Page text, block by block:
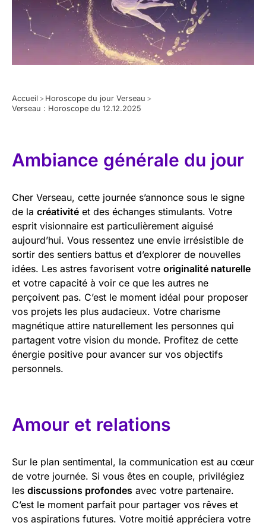
Accueil > Horoscope du jour Verseau >
Verseau : Horoscope du 12.12.2025
Ambiance générale du jour
Cher Verseau, cette journée s’annonce sous le signe
de la créativité et des échanges stimulants. Votre
esprit visionnaire est particulièrement aiguisé
aujourd’hui. Vous ressentez une envie irrésistible de
sortir des sentiers battus et d’explorer de nouvelles
idées. Les astres favorisent votre originalité naturelle
et votre capacité à voir ce que les autres ne
perçoivent pas. C’est le moment idéal pour proposer
vos projets les plus audacieux. Votre charisme
magnétique attire naturellement les personnes qui
partagent votre vision du monde. Profitez de cette
énergie positive pour avancer sur vos objectifs
personnels.
Amour et relations
Sur le plan sentimental, la communication est au cœur
de votre journée. Si vous êtes en couple, privilégiez
les discussions profondes avec votre partenaire.
C’est le moment parfait pour partager vos rêves et
vos aspirations futures. Votre moitié appréciera votre